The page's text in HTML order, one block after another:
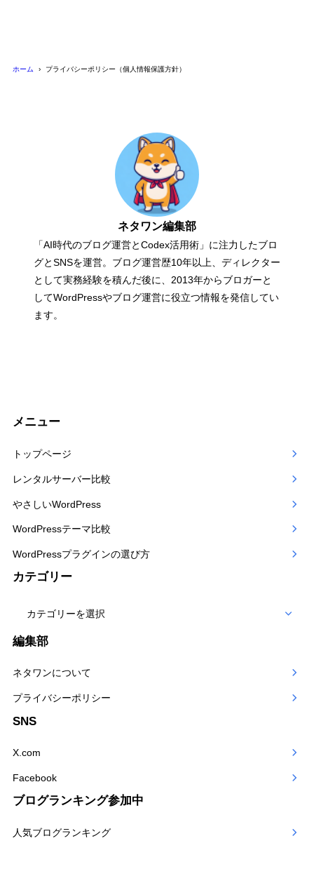
ホーム プライバシーポリシー（個人情報保護方針）
ネタワン編集部
「AI時代のブログ運営とCodex活用術」に注力したブロ
グとSNSを運営。ブログ運営歴10年以上、ディレクター
として実務経験を積んだ後に、2013年からブロガーと
してWordPressやブログ運営に役立つ情報を発信してい
ます。
メニュー
トップページ
レンタルサーバー比較
やさしいWordPress
WordPressテーマ比較
WordPressプラグインの選び方
カテゴリー
テ
リー
編集部
ネタワンについて
プライバシーポリシー
SNS
X.com
Facebook
ブログランキング参加中
人気ブログランキング